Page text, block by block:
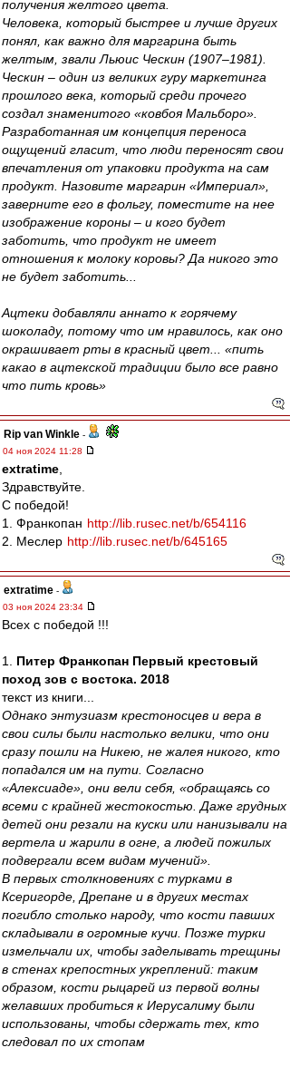
получения желтого цвета.
Человека, который быстрее и лучше других
понял, как важно для маргарина быть
желтым, звали Льюис Ческин (1907–1981).
Ческин – один из великих гуру маркетинга
прошлого века, который среди прочего
создал знаменитого «ковбоя Мальборо».
Разработанная им концепция переноса
ощущений гласит, что люди переносят свои
впечатления от упаковки продукта на сам
продукт. Назовите маргарин «Империал»,
заверните его в фольгу, поместите на нее
изображение короны – и кого будет
заботить, что продукт не имеет
отношения к молоку коровы? Да никого это
не будет заботить...
Ацтеки добавляли аннато к горячему
шоколаду, потому что им нравилось, как оно
окрашивает рты в красный цвет... «пить
какао в ацтекской традиции было все равно
что пить кровь»
Rip van Winkle -
04 ноя 2024 11:28
extratime
Здравствуйте.
С победой!
1. Франкопан http://lib.rusec.net/b/654116
2. Меслер http://lib.rusec.net/b/645165
extratime -
03 ноя 2024 23:34
Всех с победой !!!
1. Питер Франкопан Первый крестовый
поход зов с востока. 2018
текст из книги...
Однако энтузиазм крестоносцев и вера в
свои силы были настолько велики, что они
сразу пошли на Никею, не жалея никого, кто
попадался им на пути. Согласно
«Алексиаде», они вели себя, «обращаясь со
всеми с крайней жестокостью. Даже грудных
детей они резали на куски или нанизывали на
вертела и жарили в огне, а людей пожилых
подвергали всем видам мучений».
В первых столкновениях с турками в
Ксеригорде, Дрепане и в других местах
погибло столько народу, что кости павших
складывали в огромные кучи. Позже турки
измельчали их, чтобы заделывать трещины
в стенах крепостных укреплений: таким
образом, кости рыцарей из первой волны
желавших пробиться к Иерусалиму были
использованы, чтобы сдержать тех, кто
следовал по их стопам